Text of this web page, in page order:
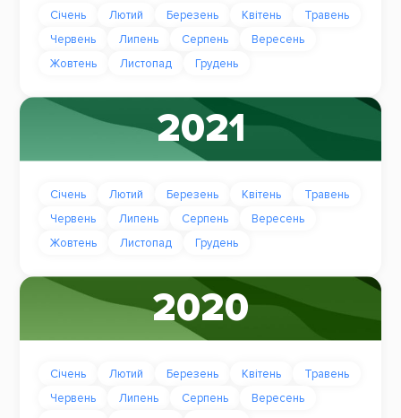
Січень Лютий Березень Квітень
Травень
Червень
Липень Серпень
Вересень
Жовтень
Листопад Грудень
2021
Січень Лютий Березень Квітень
Травень
Червень
Липень Серпень
Вересень
Жовтень
Листопад Грудень
2020
Січень Лютий Березень Квітень
Травень
Червень
Липень Серпень
Вересень